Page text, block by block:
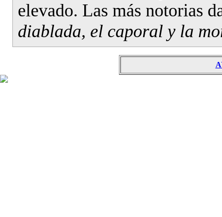
elevado. Las más notorias
diablada, el caporal y la